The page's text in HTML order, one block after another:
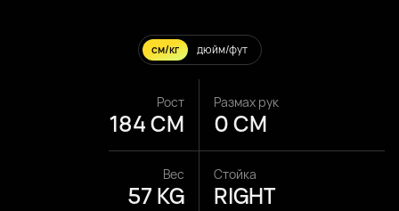
см/кг дюйм/фут
Рост
184 CM
Размах рук
0 CM
Вес
57 KG
Стойка
RIGHT